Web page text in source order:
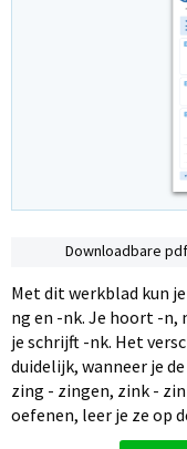
Downloadbare
Met dit werkblad kun
ng en -nk. Je hoort -
je schrijft -nk. Het
duidelijk, wanneer je
zing - zingen, zink -
oefenen, leer je ze op